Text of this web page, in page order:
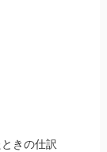
きの仕訳